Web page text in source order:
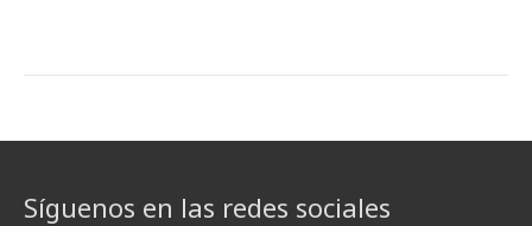
Síguenos en las redes sociales